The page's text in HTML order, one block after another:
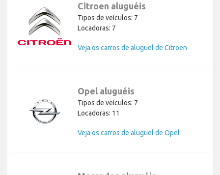
Citroen aluguéis
Tipos de veículos: 7
Locadoras: 7
Veja os carros de aluguel de Citroen
Opel aluguéis
Tipos de veículos: 7
Locadoras: 11
Veja os carros de aluguel de Opel